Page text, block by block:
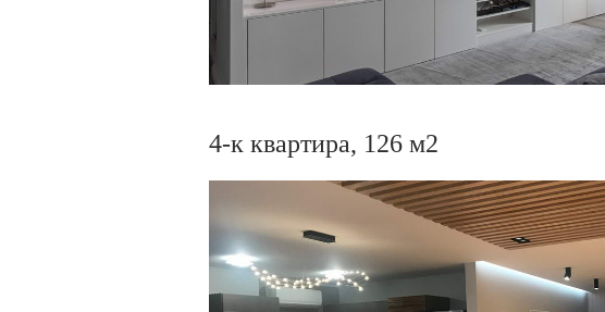
4-к квартира, 126 м2